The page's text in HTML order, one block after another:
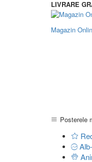
LIVRARE
Magazin
Posterele